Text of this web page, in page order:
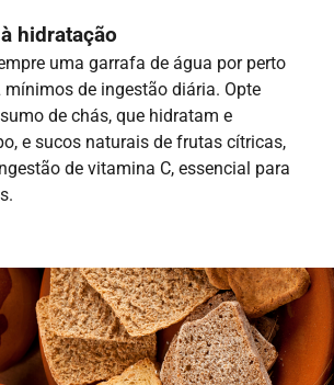
hidratação
uma garrafa de água por perto
de ingestão diária. Opte
de chás, que hidratam e
e sucos naturais de frutas cítricas,
de vitamina C, essencial para